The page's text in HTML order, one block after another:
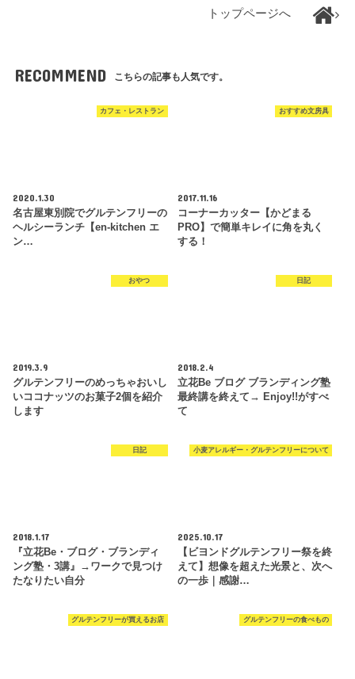
トップページへ
RECOMMEND こちらの記事も人気です。
カフェ・レストラン
2020.1.30
名古屋東別院でグルテンフリーの
ヘルシーランチ【en-kitchen エ
ン…
おすすめ文房具
2017.11.16
コーナーカッター【かどまる
PRO】で簡単キレイに角を丸く
する！
おやつ
2019.3.9
グルテンフリーのめっちゃおいし
いココナッツのお菓子2個を紹介
します
日記
2018.2.4
立花Be ブログ ブランディング塾
最終講を終えて→ Enjoy!!がすべ
て
日記
2018.1.17
『立花Be・ブログ・ブランディ
ング塾・3講』→ワークで見つけ
たなりたい自分
小麦アレルギー・グルテンフリーについて
2025.10.17
【ビヨンドグルテンフリー祭を終
えて】想像を超えた光景と、次へ
の一歩｜感謝…
グルテンフリーが買えるお店 グルテンフリーの食べもの